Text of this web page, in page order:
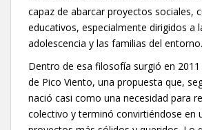
capaz de abarcar proyectos sociales,
educativos, especialmente dirigidos a
adolescencia y las familias del entorno.
Dentro de esa filosofía surgió en
de Pico Viento, una propuesta que,
nació casi como una necesidad para
colectivo y terminó convirtiéndose en